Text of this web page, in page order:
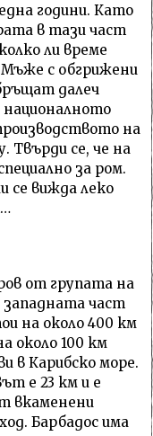
години. Като
в тази част
ли време
с обгрижени
далеч
националното
на
Твърди се, че на
за ром.
се вижда леко
от групата на
част
на около 400 км
около 100 км
в Карибско море.
е 23 км и е
вкаменени
Барбадос има